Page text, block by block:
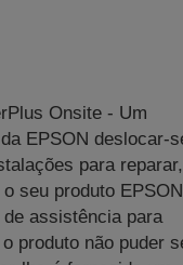
Onsite - Um
EPSON deslocar-
para reparar,
seu produto
assistência para
produto não puder